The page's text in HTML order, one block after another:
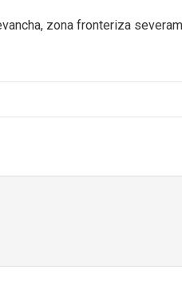
zona fronteriza